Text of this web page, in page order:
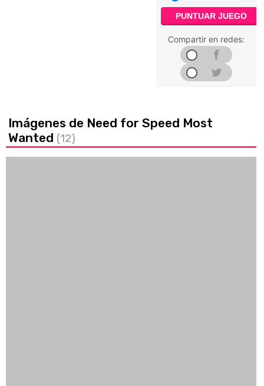
PUNTUAR JUEGO
Compartir en redes:
Imágenes de Need for Speed Most
Wanted (12)